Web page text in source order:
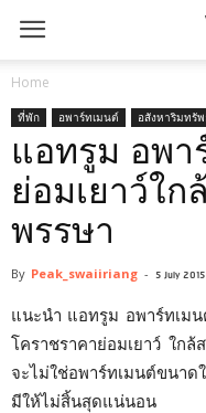
Home
ที่พัก อพาร์ทเมนต์ อสังหาริมทรั
แอทรูม อพา
ย่อมเยาว์ใ
พรรษา
By Peak_swaiiriang - 5 July 2015
แนะนำ แอทรูม อพาร์ทเมน
โคราชราคาย่อมเยาว์ ใกล้
จะไม่ใช่อพาร์ทเมนต์ขนา
มีให้ไม่สิ้นสุดแน่นอน